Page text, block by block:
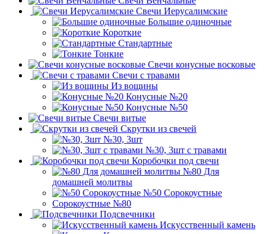
Свечи Иерусалимские
Большие одиночные
Короткие
Стандартные
Тонкие
Свечи конусные восковые
Свечи с травами
Из вощины
Конусные №20
Конусные №50
Свечи витые
Скрутки из свечей
№30, 3шт
№30, 3шт с травами
Коробочки под свечи
№80 Для
домашней молитвы
№50 Сорокоустные
Сорокоустные №80
Подсвечники
Искусственный камень